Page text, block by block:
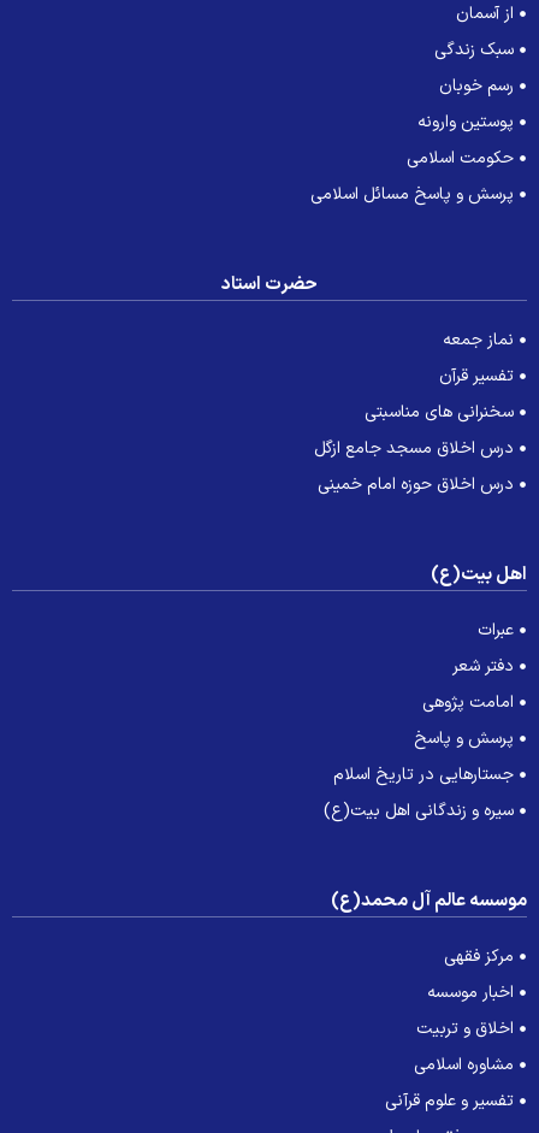
از آسمان
سبک زندگی
رسم خوبان
پوستین وارونه
حکومت اسلامی
پرسش و پاسخ مسائل اسلامی
حضرت استاد
نماز جمعه
تفسیر قرآن
سخنرانی های مناسبتی
درس اخلاق مسجد جامع ازگل
درس اخلاق حوزه امام خمینی
بیت(ع)
عبرات
دفتر شعر
امامت پژوهی
پرسش و پاسخ
جستارهایی در تاریخ اسلام
سیره و زندگانی اهل بیت(ع)
عالم آل محمد(ع)
مرکز فقهی
اخبار موسسه
اخلاق و تربیت
مشاوره اسلامی
تفسیر و علوم قرآنی